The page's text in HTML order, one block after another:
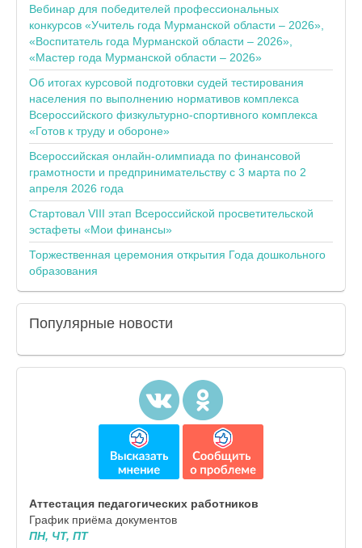
Вебинар для победителей профессиональных
конкурсов «Учитель года Мурманской области – 2026»,
«Воспитатель года Мурманской области – 2026»,
«Мастер года Мурманской области – 2026»
Об итогах курсовой подготовки судей тестирования
населения по выполнению нормативов комплекса
Всероссийского физкультурно-спортивного комплекса
«Готов к труду и обороне»
Всероссийская онлайн-олимпиада по финансовой
грамотности и предпринимательству с 3 марта по 2
апреля 2026 года
Стартовал VIII этап Всероссийской просветительской
эстафеты «Мои финансы»
Торжественная церемония открытия Года дошкольного
образования
Популярные новости
Аттестация педагогических работников
График приёма документов
ПН, ЧТ, ПТ